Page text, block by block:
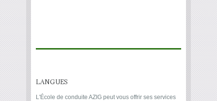
LANGUES
L'École de conduite AZIG peut vous offrir ses services